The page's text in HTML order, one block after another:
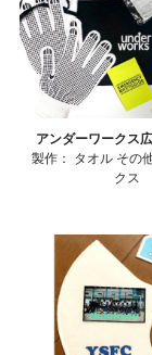
アンダーワークス
製作：
タオル その
クス